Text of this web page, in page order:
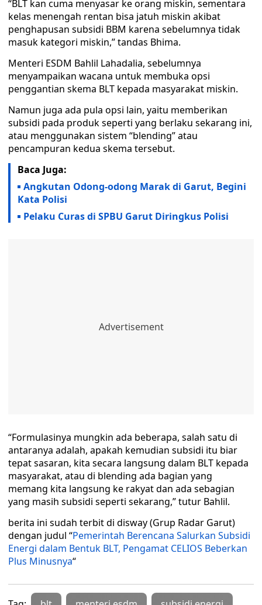
“BLT kan cuma menyasar ke orang miskin, sementara
kelas menengah rentan bisa jatuh miskin akibat
penghapusan subsidi BBM karena sebelumnya tidak
masuk kategori miskin,” tandas Bhima.
Menteri ESDM Bahlil Lahadalia, sebelumnya
menyampaikan wacana untuk membuka opsi
penggantian skema BLT kepada masyarakat miskin.
Namun juga ada pula opsi lain, yaitu memberikan
subsidi pada produk seperti yang berlaku sekarang ini,
atau menggunakan sistem “blending” atau
pencampuran kedua skema tersebut.
Baca Juga:
Angkutan Odong-odong Marak di Garut, Begini
Kata Polisi
Pelaku Curas di SPBU Garut Diringkus Polisi
“Formulasinya mungkin ada beberapa, salah satu di
antaranya adalah, apakah kemudian subsidi itu biar
tepat sasaran, kita secara langsung dalam BLT kepada
masyarakat, atau di blending ada bagian yang
memang kita langsung ke rakyat dan ada sebagian
yang masih subsidi seperti sekarang,” tutur Bahlil.
berita ini sudah terbit di disway (Grup Radar Garut)
dengan judul “Pemerintah Berencana Salurkan Subsidi
Energi dalam Bentuk BLT, Pengamat CELIOS Beberkan
Plus Minusnya“